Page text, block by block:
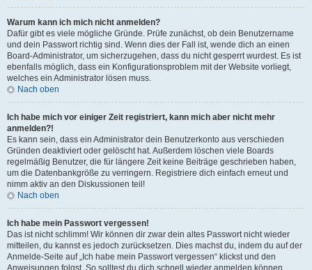
Warum kann ich mich nicht anmelden?
Dafür gibt es viele mögliche Gründe. Prüfe zunächst, ob dein Benutzername
und dein Passwort richtig sind. Wenn dies der Fall ist, wende dich an einen
Board-Administrator, um sicherzugehen, dass du nicht gesperrt wurdest. Es ist
ebenfalls möglich, dass ein Konfigurationsproblem mit der Website vorliegt,
welches ein Administrator lösen muss.
Nach oben
Ich habe mich vor einiger Zeit registriert, kann mich aber nicht mehr
anmelden?!
Es kann sein, dass ein Administrator dein Benutzerkonto aus verschieden
Gründen deaktiviert oder gelöscht hat. Außerdem löschen viele Boards
regelmäßig Benutzer, die für längere Zeit keine Beiträge geschrieben haben,
um die Datenbankgröße zu verringern. Registriere dich einfach erneut und
nimm aktiv an den Diskussionen teil!
Nach oben
Ich habe mein Passwort vergessen!
Das ist nicht schlimm! Wir können dir zwar dein altes Passwort nicht wieder
mitteilen, du kannst es jedoch zurücksetzen. Dies machst du, indem du auf der
Anmelde-Seite auf „Ich habe mein Passwort vergessen“ klickst und den
Anweisungen folgst. So solltest du dich schnell wieder anmelden können.